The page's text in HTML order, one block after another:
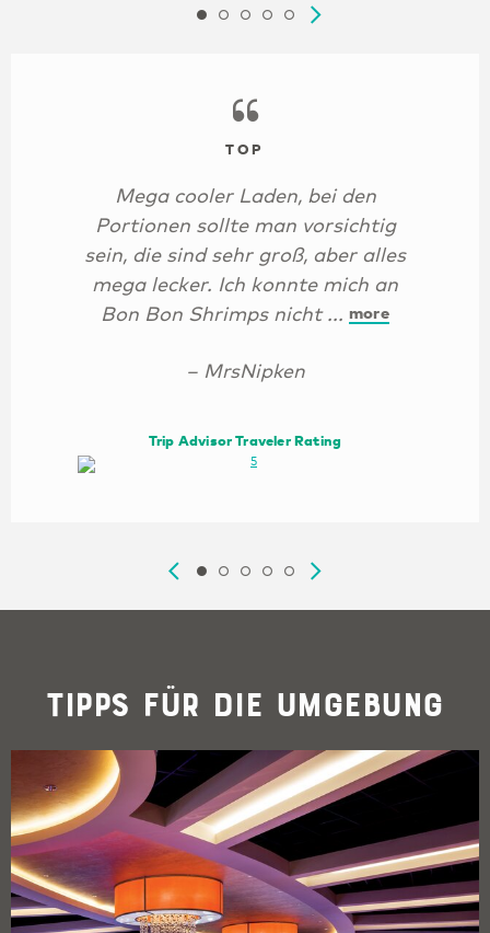
TOP
Mega cooler Laden, bei den
Portionen sollte man vorsichtig
sein, die sind sehr groß, aber alles
mega lecker. Ich konnte mich an
Bon Bon Shrimps nicht ... more
– MrsNipken
Trip Advisor Traveler Rating
Tipps für die Umgebung